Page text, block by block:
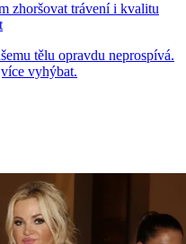
zhoršovat trávení i kvalitu
tělu opravdu neprospívá.
vyhýbat.